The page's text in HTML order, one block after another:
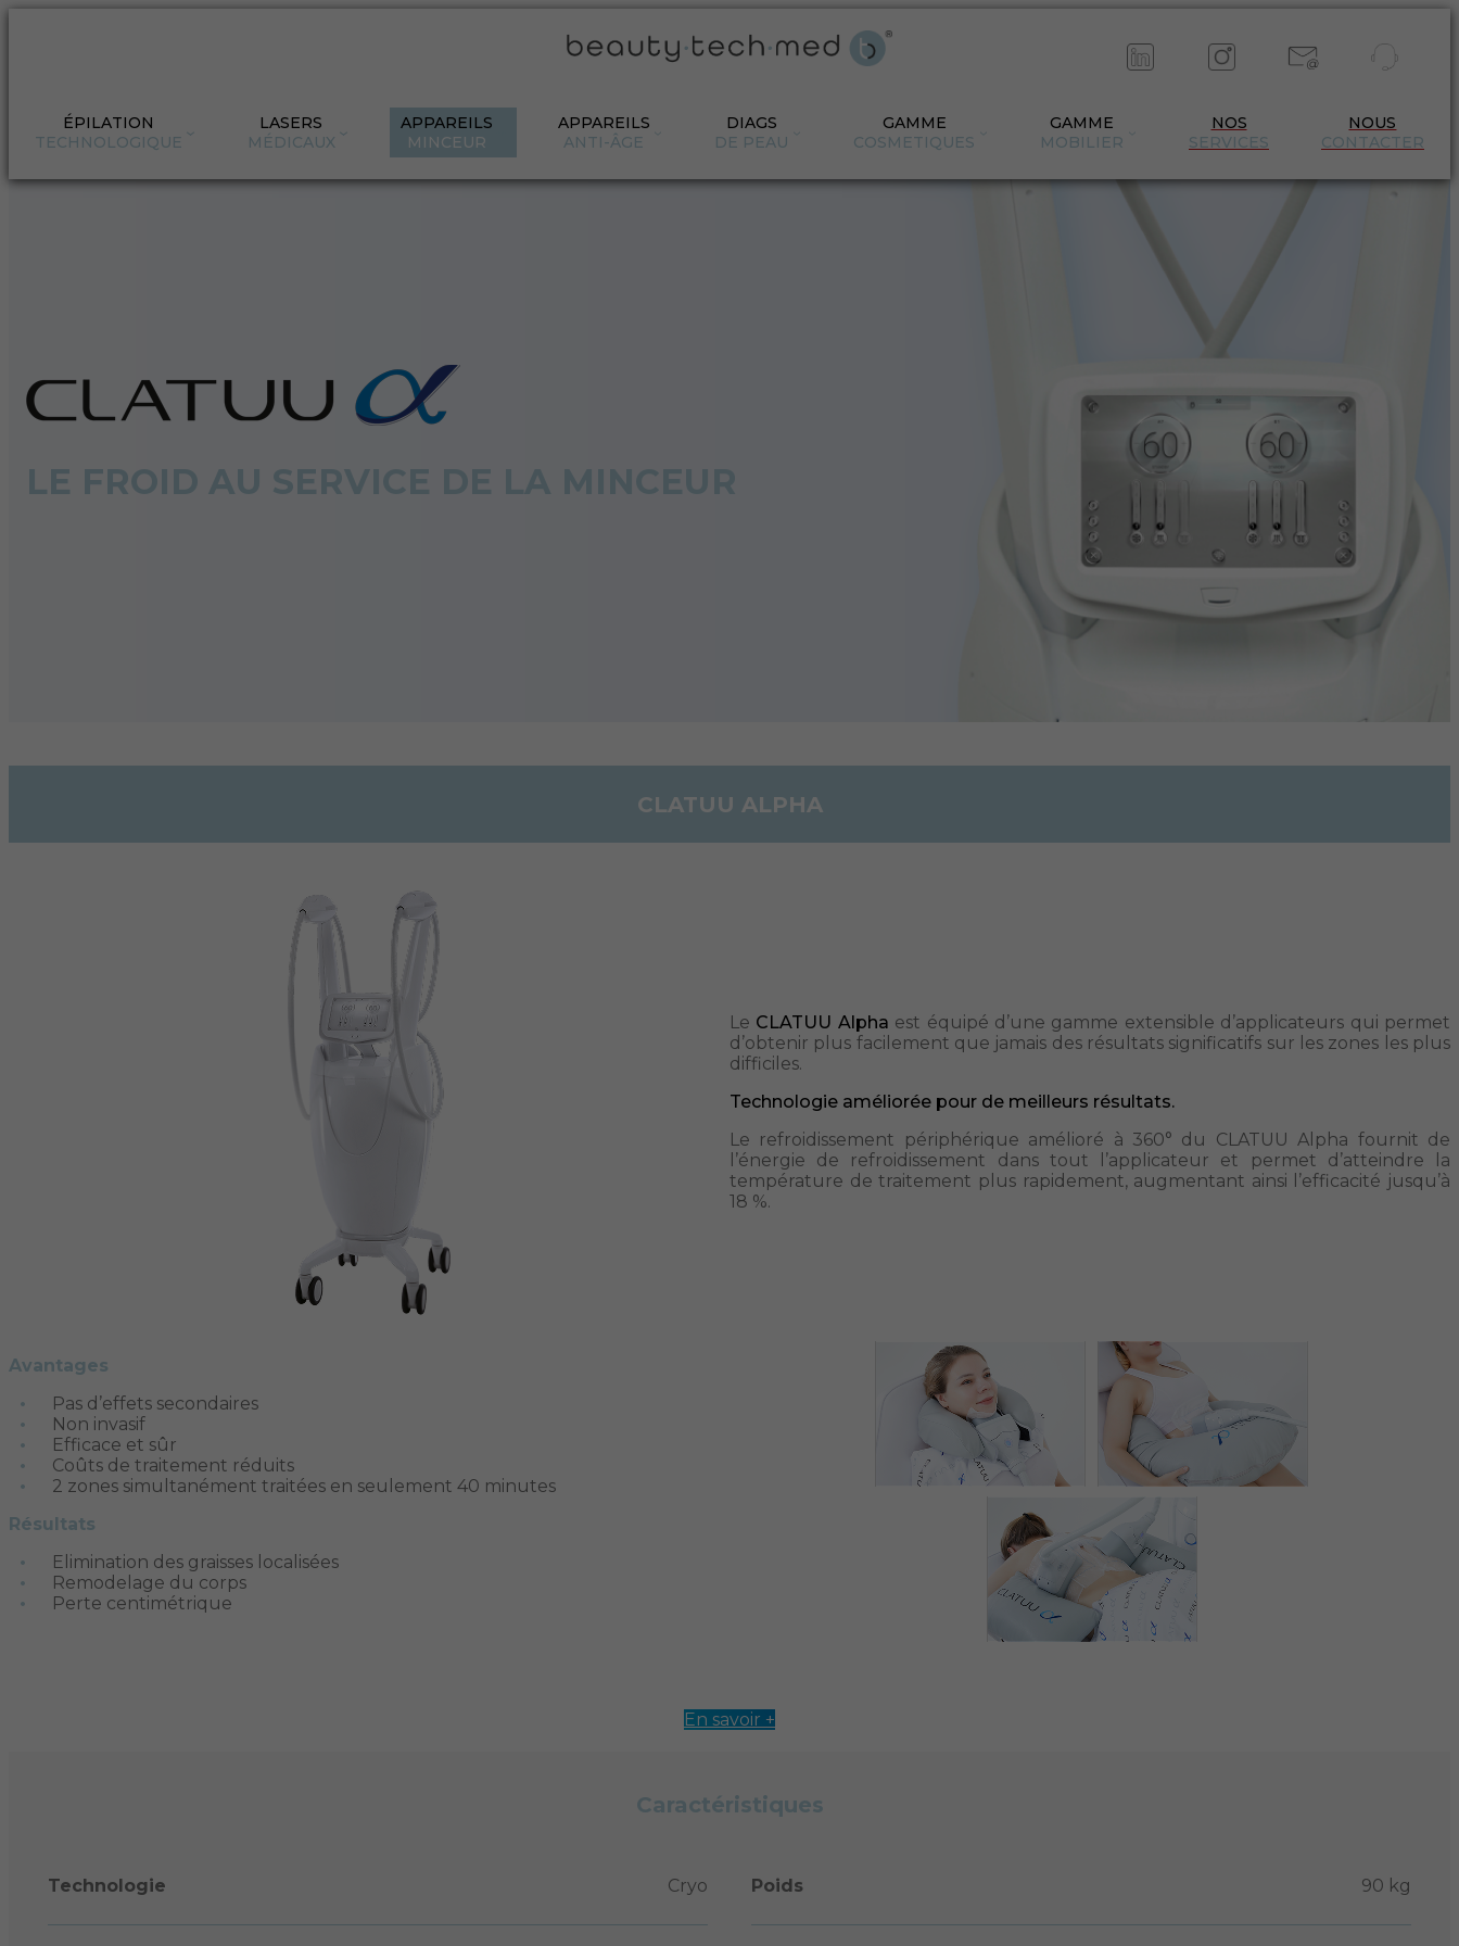
ÉPILATION
TECHNOLOGIQUE
LASERS
MÉDICAUX
APPAREILS
MINCEUR
APPAREILS
ANTI-ÂGE
DIAGS
DE PEAU
GAMME
COSMETIQUES
GAMME
MOBILIER
NOS
SERVICES
NOUS
CONTACTER
LE FROID AU SERVICE DE LA MINCEUR
CLATUU ALPHA
Le CLATUU Alpha est équipé d’une gamme extensible d’applicateurs qui permet
d’obtenir plus facilement que jamais des résultats significatifs sur les zones les plus
difficiles.
Technologie améliorée pour de meilleurs résultats.
Le refroidissement périphérique amélioré à 360° du CLATUU Alpha fournit de
l’énergie de refroidissement dans tout l’applicateur et permet d’atteindre la
température de traitement plus rapidement, augmentant ainsi l’efficacité jusqu’à
18 %.
Avantages
Pas d’effets secondaires
Non invasif
Efficace et sûr
Coûts de traitement réduits
2 zones simultanément traitées en seulement 40 minutes
Résultats
Elimination des graisses localisées
Remodelage du corps
Perte centimétrique
En savoir +
Caractéristiques
Technologie Cryo Poids 90 kg